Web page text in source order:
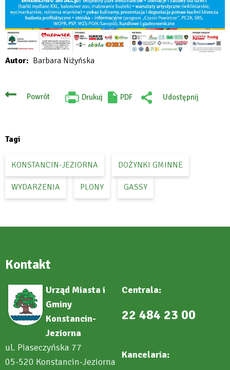
Autor Barbara Niżyńska
Powrót Drukuj
Will
PDF
Udostępnij
Tagi
KONSTANCIN-JEZIORNA DOŻYNKI GMINNE
WYDARZENIA PLONY GASSY
Kontakt
Urząd Miasta i
Gminy
Konstancin-
Jeziorna
ul. Piaseczyńska 77
05-520 Konstancin-Jeziorna
Centrala:
22 484 23 00
Kancelaria: